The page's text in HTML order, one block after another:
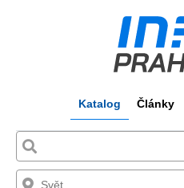
Katalog Články